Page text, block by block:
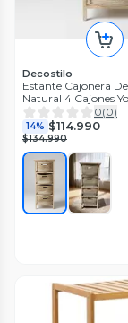
Decostilo
Estante Cajonera
Natural 4 Cajones
Dormitario
0(0)
14% $114.990
$134.990